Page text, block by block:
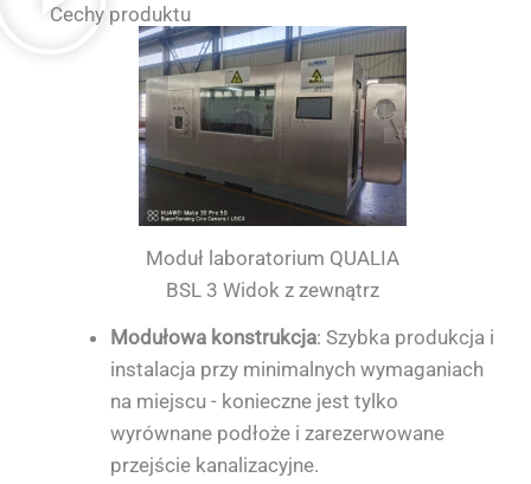
Cechy produktu
Moduł laboratorium QUALIA
BSL 3 Widok z zewnątrz
Modułowa konstrukcja: Szybka produkcja i
instalacja przy minimalnych wymaganiach
na miejscu - konieczne jest tylko
wyrównane podłoże i zarezerwowane
przejście kanalizacyjne.